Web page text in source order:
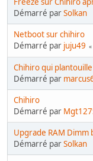
Démarré parSolkan
Netboot sur chihiro
Démarré par juju49
Chihiro qui plantouille
Démarré par
Chihiro
Démarré par
Upgrade RAM Dimm
Démarré parSolkan